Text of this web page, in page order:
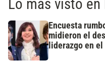
Lo más visto en
Encuesta
midieron el
liderazgo en